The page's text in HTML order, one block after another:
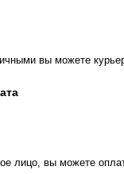
вы можете
лицо, вы можете